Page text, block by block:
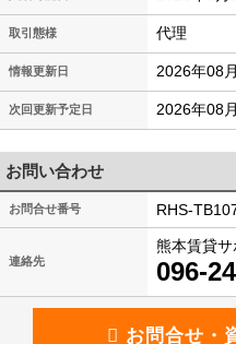
取引態様 代理
情報更新日 2026年08
次回更新予定日 2026年08
お問い合わせ
お問合せ番号 RHS-
連絡先
熊本賃貸
096-